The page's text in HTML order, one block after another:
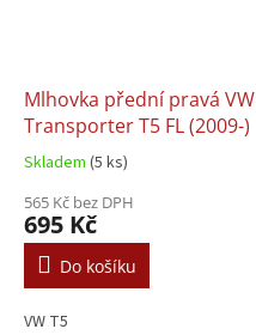
Mlhovka přední pravá VW
Transporter T5 FL (2009-)
Skladem (5 ks)
565 Kč bez DPH
695 Kč
Do košíku
VW T5